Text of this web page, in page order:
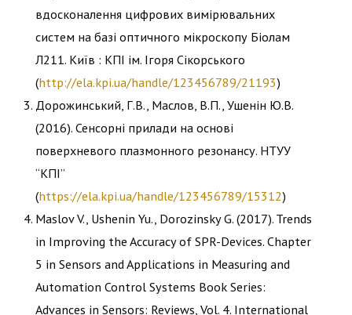
вдосконалення цифрових вимірювальних
систем на базі оптичного мікроскопу Біолам
Л211. Київ : КПІ ім. Ігоря Сікорського
(http://ela.kpi.ua/handle/123456789/21193)
Дорожинський, Г.В., Маслов, В.П., Ушенін Ю.В.
(2016). Сенсорні прилади на основі
поверхневого плазмонного резонансу. НТУУ
“КПІ”
(https://ela.kpi.ua/handle/123456789/15312)
Maslov V., Ushenin Yu., Dorozinsky G. (2017). Trends
in Improving the Accuracy of SPR-Devices. Chapter
5 in Sensors and Applications in Measuring and
Automation Control Systems Book Series:
Advances in Sensors: Reviews, Vol. 4. International